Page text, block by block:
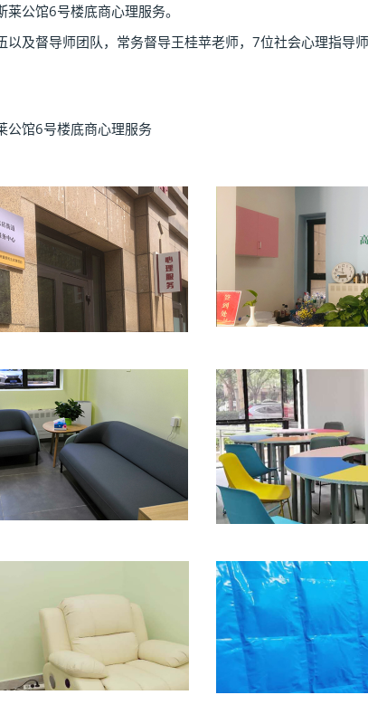
公馆6号楼底商心理服务。
及督导师团队，常务督导王桂苹老师，7位社会心理指导
公馆6号楼底商心理服务